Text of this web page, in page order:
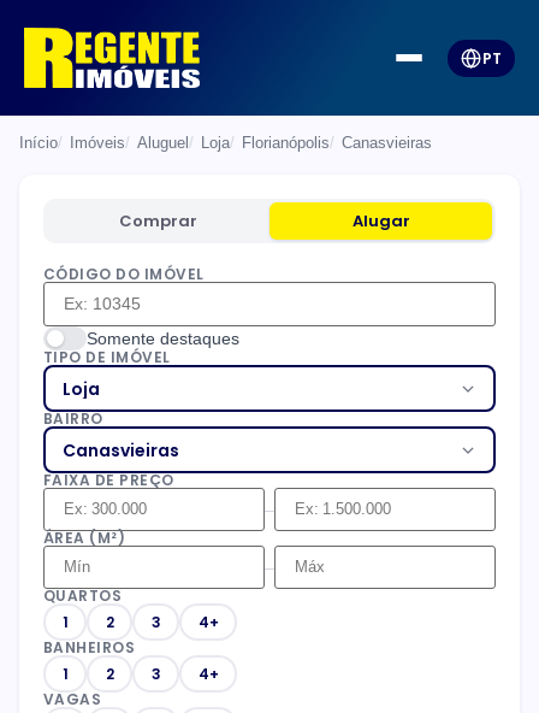
PT
Início Imóveis Aluguel Loja Florianópolis Canasvieiras
Comprar Alugar
CÓDIGO DO IMÓVEL
Somente destaques
TIPO DE IMÓVEL
Loja
BAIRRO
Canasvieiras
FAIXA DE PREÇO
–
ÁREA (M²)
–
QUARTOS
1
2 3
4+
BANHEIROS
1
2 3
4+
VAGAS